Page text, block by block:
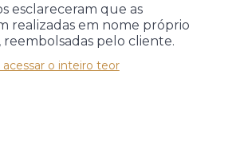
esclareceram que as
realizadas em nome próprio
reembolsadas pelo cliente.
acessar o inteiro teor